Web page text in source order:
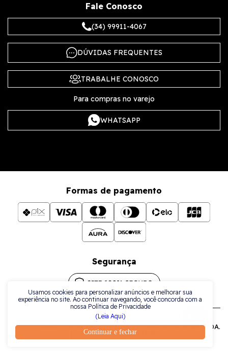
Continuar e fechar
Usamos cookies para personalizar anúncios e melhorar sua
experiência no site. Ao continuar navegando, você concorda com a
nossa Política de Privacidade
(Leia Aqui)
Fale Conosco
(34) 99911-4067
DÚVIDAS FREQUENTES
TRABALHE CONOSCO
Para compras no varejo
WHATSAPP
Formas de pagamento
Segurança
Todos os direitos reservados a La Plata Comércio de Joias LTDA.
| CNPJ: 38.079.925/0001-42